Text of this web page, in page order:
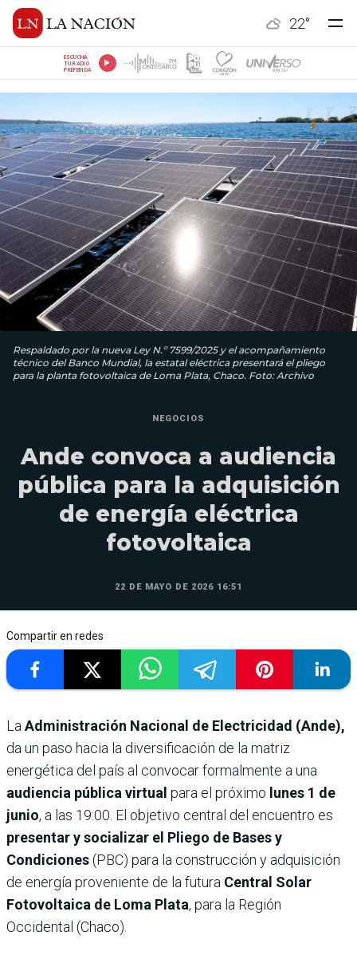
22°
ESCUCHÁ
TU RADIO
PREFERIDA
Respaldado por la nueva Ley N.º 7599/2025 y el acompañamiento
técnico del Banco Mundial, la estatal eléctrica presentará el pliego
para la planta fotovoltaica de Loma Plata, Chaco. Foto: Archivo
NEGOCIOS
Ande convoca a audiencia
pública para la adquisición
de energía eléctrica
fotovoltaica
22 DE MAYO DE 2026 16:51
Compartir en redes
La Administración Nacional de Electricidad (Ande),
da un paso hacia la diversificación de la matriz
energética del país al convocar formalmente a una
audiencia pública virtual para el próximo lunes 1 de
junio, a las 19:00. El objetivo central del encuentro es
presentar y socializar el Pliego de Bases y
Condiciones(PBC) para la construcción y adquisición
de energía proveniente de la futura Central Solar
Fotovoltaica de Loma Plata, para la Región
Occidental (Chaco).